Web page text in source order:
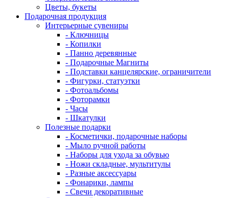
Цветы, букеты
Подарочная продукция
Интерьерные сувениры
- Ключницы
- Копилки
- Панно деревянные
- Подарочные Магниты
- Подставки канцелярские, ограничители
- Фигурки, статуэтки
- Фотоальбомы
- Фоторамки
- Часы
- Шкатулки
Полезные подарки
- Косметички, подарочные наборы
- Мыло ручной работы
- Наборы для ухода за обувью
- Ножи складные, мультитулы
- Разные аксессуары
- Фонарики, лампы
- Свечи декоративные